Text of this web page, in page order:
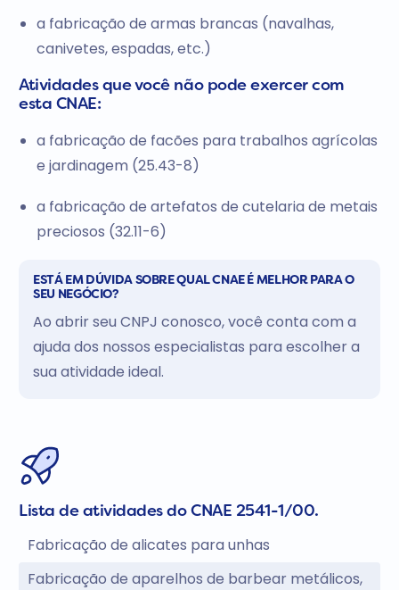
a fabricação de armas brancas (navalhas,
canivetes, espadas, etc.)
Atividades que você não pode exercer com
esta CNAE:
a fabricação de facões para trabalhos agrícolas
e jardinagem (25.43-8)
a fabricação de artefatos de cutelaria de metais
preciosos (32.11-6)
ESTÁ EM DÚVIDA SOBRE QUAL CNAE É MELHOR PARA O
SEU NEGÓCIO?
Ao abrir seu CNPJ conosco, você conta com a
ajuda dos nossos especialistas para escolher a
sua atividade ideal.
Lista de atividades do CNAE 2541-1/00.
Fabricação de alicates para unhas
Fabricação de aparelhos de barbear metálicos,